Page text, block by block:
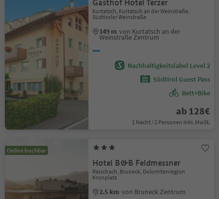
Gasthof Hotel Terzer
Kurtatsch, Kurtatsch an der Weinstraße,
Südtiroler Weinstraße
149 m von Kurtatsch an der
Weinstraße Zentrum
Nachhaltigkeitslabel Level 2
Südtirol Guest Pass
Bett+Bike
ab 128€
1 Nacht / 2 Personen Inkl. MwSt.
Online buchbar
Hotel B&B Feldmessner
Reischach, Bruneck, Dolomitenregion
Kronplatz
2.5 km von Bruneck Zentrum